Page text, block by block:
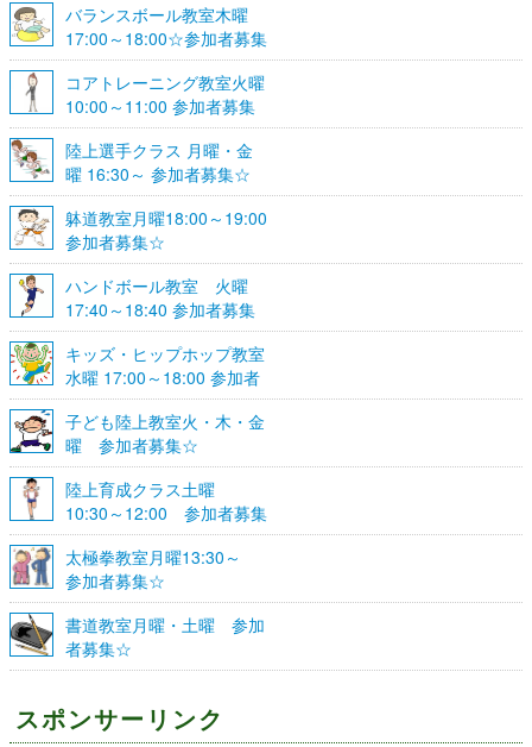
バランスボール教室木曜
17:00～18:00☆参加者募集
☆
コアトレーニング教室火曜
10:00～11:00 参加者募集
陸上選手クラス 月曜・金
曜 16:30～ 参加者募集☆
躰道教室月曜18:00～19:00
参加者募集☆
ハンドボール教室 火曜
17:40～18:40 参加者募集
☆
キッズ・ヒップホップ教室
水曜 17:00～18:00 参加者
募集☆
子ども陸上教室火・木・金
曜 参加者募集☆
陸上育成クラス土曜
10:30～12:00 参加者募集
☆
太極拳教室月曜13:30～
参加者募集☆
書道教室月曜・土曜 参加
者募集☆
スポンサーリンク